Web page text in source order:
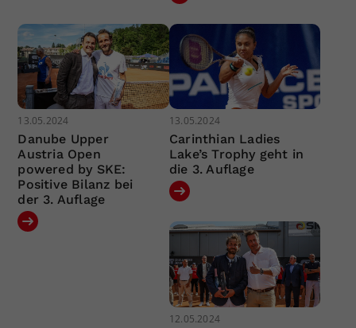
13.05.2024
Danube Upper
Austria Open
powered by SKE:
Positive Bilanz bei
der 3. Auflage
13.05.2024
Carinthian Ladies
Lake’s Trophy geht in
die 3. Auflage
12.05.2024